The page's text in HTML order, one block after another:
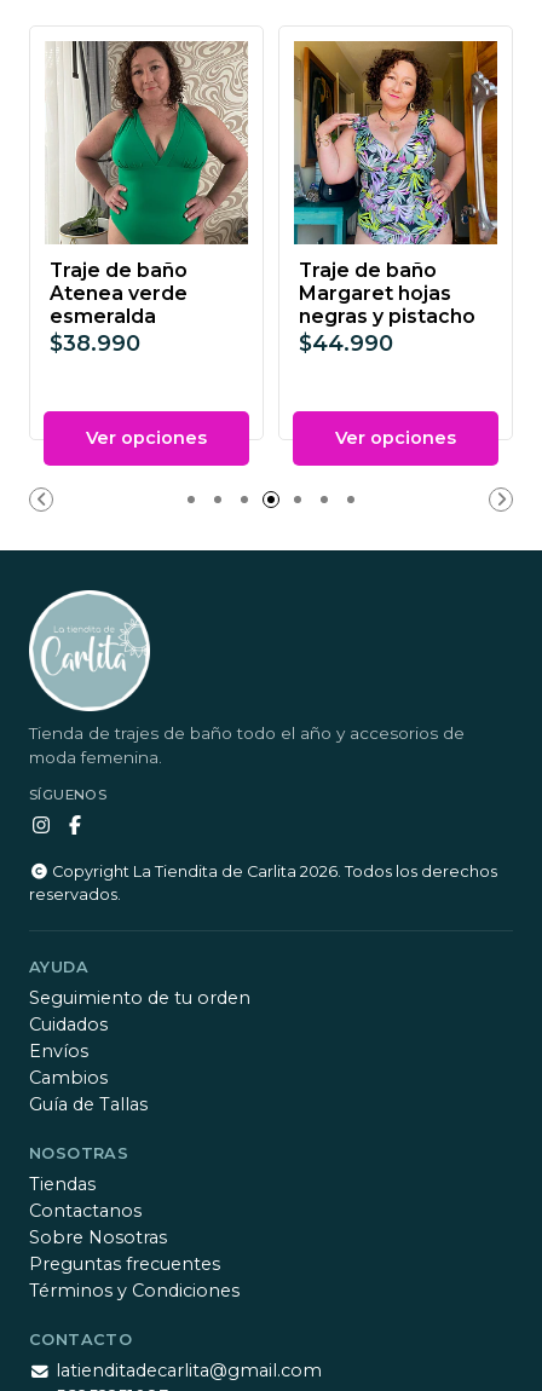
Traje de baño
Atenea verde
esmeralda
$38.990
Ver opciones
Traje de baño
Margaret hojas
negras y pistacho
$44.990
Ver opciones
Tienda de trajes de baño todo el año y accesorios de
moda femenina.
SÍGUENOS
Copyright La Tiendita de Carlita 2026. Todos los derechos
reservados.
AYUDA
Seguimiento de tu orden
Cuidados
Envíos
Cambios
Guía de Tallas
NOSOTRAS
Tiendas
Contactanos
Sobre Nosotras
Preguntas frecuentes
Términos y Condiciones
CONTACTO
latienditadecarlita@gmail.com